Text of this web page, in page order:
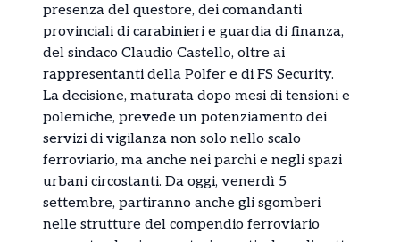
presenza del questore, dei comandanti
provinciali di carabinieri e guardia di finanza,
del sindaco Claudio Castello, oltre ai
rappresentanti della Polfer e di FS Security.
La decisione, maturata dopo mesi di tensioni e
polemiche, prevede un potenziamento dei
servizi di vigilanza non solo nello scalo
ferroviario, ma anche nei parchi e negli spazi
urbani circostanti. Da oggi, venerdì 5
settembre, partiranno anche gli sgomberi
nelle strutture del compendio ferroviario